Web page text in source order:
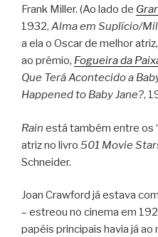
Frank Miller. (Ao lado de
1932, Alma em Suplício/
a ela o Oscar de melhor
ao prêmio, Fogueira da
Que Terá Acontecido a
Happened to Baby Jane?,
Rain está também entre os
atriz no livro 501 Movie
Schneider.
Joan Crawford já estava
– estreou no cinema em
papéis principais havia já